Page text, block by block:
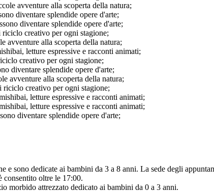
avventure alla scoperta della natura;
diventare splendide opere d'arte;
diventare splendide opere d'arte;
creativo per ogni stagione;
alla scoperta della natura;
letture espressive e racconti animati;
creativo per ogni stagione;
diventare splendide opere d'arte;
alla scoperta della natura;
creativo per ogni stagione;
letture espressive e racconti animati;
letture espressive e racconti animati;
diventare splendide opere d'arte;
e sono dedicate ai bambini da 3 a 8 anni. La sede degli
consentito oltre le 17:00.
morbido attrezzato dedicato ai bambini da 0 a 3 anni.